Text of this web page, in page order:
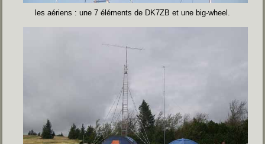
les aériens : une 7 éléments de DK7ZB et une big-wheel.